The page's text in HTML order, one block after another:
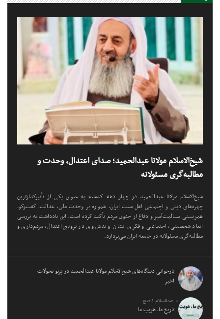
احکام قربانی، ذبح شرعی و نماز
عید
شیخ‌الاسلام مولانا عبدالحمید؛ صدای اعتدال، وحدت و
مطالبه‌گری مسئولانه
شیخ‌الاسلام مولانا عبدالحمید در چهار دهه گذشته به عنوان یکی از تأثیرگذارترین
چهره‌های دینی و اجتماعی اهل سنت ایران، همواره بر وحدت ملی، عدالت، گفت‌وگو،
همزیستی مسالمت‌آمیز و دفاع از حقوق مردم تأکید کرده است. این یادداشت به بررسی
ابعاد شخصیتی، اجتماعی و فکری ایشان و نقش وی در ترویج اعتدال، مردم‌داری و
مطالبه‌گری مسئولانه در جامعه ایران می‌پردازد.
بازخوانی دیدگاه‌های شیخ‌الاسلام مولانا عبدالحمید در پرتو تحولات
اخیر
عبدالسلام ناصح
تاریخِ ما، هویتِ ما